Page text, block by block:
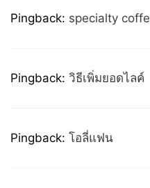
Pingback: specialty
Pingback: วิธีเพิ่มยอดไลค์
Pingback: โอลี่แฟน